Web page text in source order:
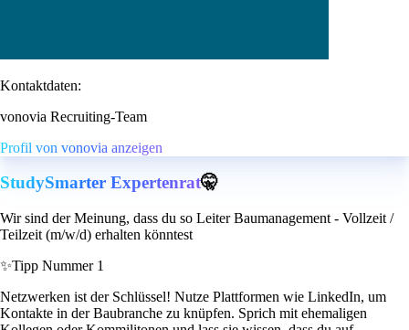
Kontaktdaten:
vonovia Recruiting-Team
Profil von vonovia anzeigen
StudySmarter Expertenrat🤫
Wir sind der Meinung, dass du so Leiter Baumanagement - Vollzeit /
Teilzeit (m/w/d) erhalten könntest
✨Tipp Nummer 1
Netzwerken ist der Schlüssel! Nutze Plattformen wie LinkedIn, um
Kontakte in der Baubranche zu knüpfen. Sprich mit ehemaligen